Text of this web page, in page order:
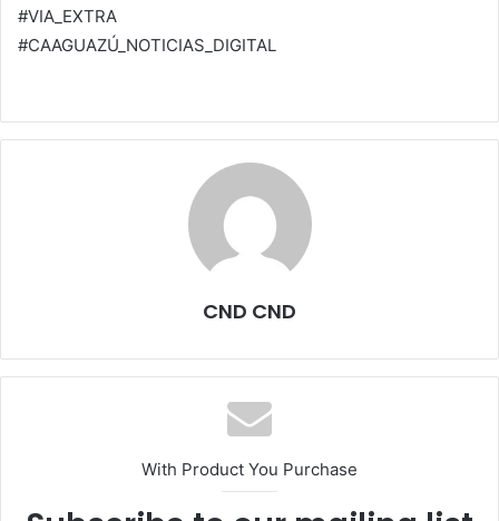
#VIA_EXTRA
#CAAGUAZÚ_NOTICIAS_DIGITAL
CND CND
With Product You Purchase